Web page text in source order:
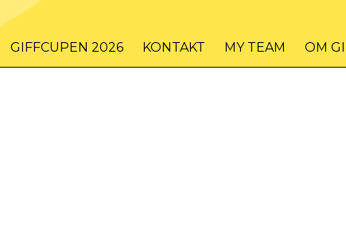
GIFFCUPEN 2026 KONTAKT MY TEAM OM